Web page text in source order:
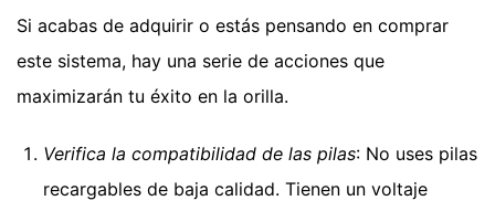
Si acabas de adquirir o estás pensando en comprar
este sistema, hay una serie de acciones que
maximizarán tu éxito en la orilla.
Verifica la compatibilidad de las pilas: No uses pilas
recargables de baja calidad. Tienen un voltaje